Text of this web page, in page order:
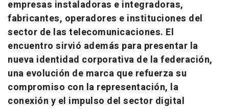
empresas instaladoras e integradoras,
fabricantes, operadores e instituciones del
sector de las telecomunicaciones. El
encuentro sirvió además para presentar la
nueva identidad corporativa de la federación,
una evolución de marca que refuerza su
compromiso con la representación, la
conexión y el impulso del sector digital